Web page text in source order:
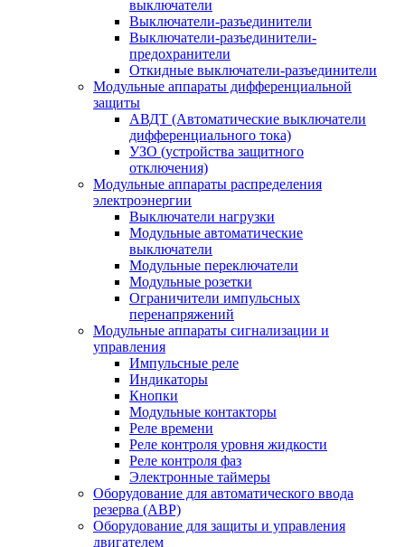
выключатели
Выключатели-разъединители
Выключатели-разъединители-
предохранители
Откидные выключатели-разъединители
Модульные аппараты дифференциальной
защиты
АВДТ (Автоматические выключатели
дифференциального тока)
УЗО (устройства защитного
отключения)
Модульные аппараты распределения
электроэнергии
Выключатели нагрузки
Модульные автоматические
выключатели
Модульные переключатели
Модульные розетки
Ограничители импульсных
перенапряжений
Модульные аппараты сигнализации и
управления
Импульсные реле
Индикаторы
Кнопки
Модульные контакторы
Реле времени
Реле контроля уровня жидкости
Реле контроля фаз
Электронные таймеры
Оборудование для автоматического ввода
резерва (АВР)
Оборудование для защиты и управления
двигателем